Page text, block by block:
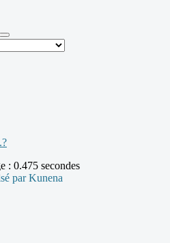
: 0.475 secondes
parKunena